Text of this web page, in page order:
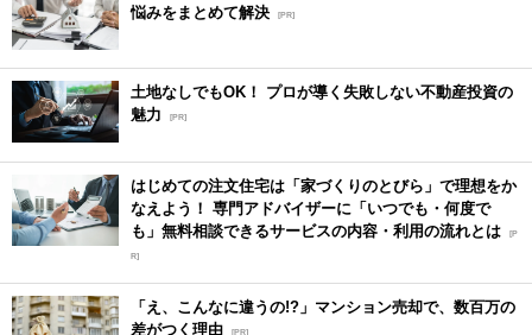
悩みをまとめて解決 [PR]
土地なしでもOK！ プロが導く失敗しない不動産投資の
魅力
[PR]
はじめての注文住宅は「家づくりのとびら」で理想をか
なえよう！ 専門アドバイザーに「いつでも・何度で
も」無料相談できるサービスの内容・利用の流れとは [P
R]
「え、こんなに違うの!?」マンション売却で、数百万の
差がつく理由 [PR]